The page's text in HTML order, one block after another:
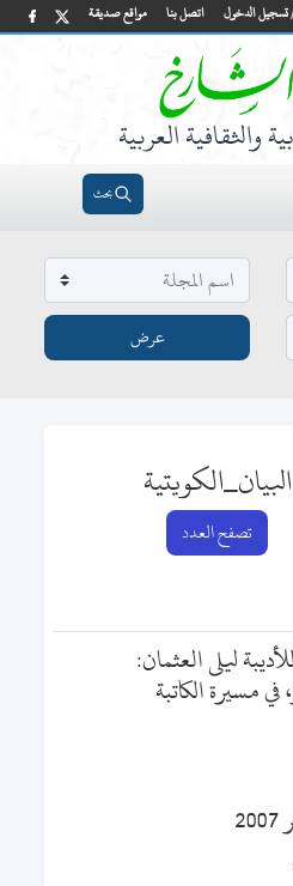
مواقع صديقة اتصل بنا تسجيل الدخول
والثقافية العربية
بحث
البيان_الكويتية
تصفح العدد
ليلى العثمان:
مسيرة الكاتبة